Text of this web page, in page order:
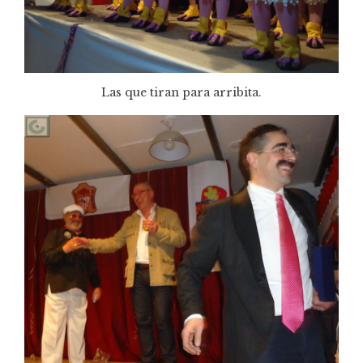
Las que tiran para arribita.